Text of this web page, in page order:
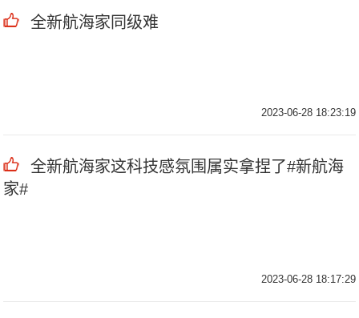
全新航海家同级难
2023-06-28 18:23:19
全新航海家这科技感氛围属实拿捏了#新航海
家#
2023-06-28 18:17:29